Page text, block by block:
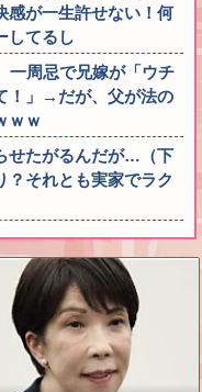
感が一生許せない！何
してるし
一周忌で兄嫁が「ウチ
！」→だが、父が法の
ｗｗ
せたがるんだが…（下
？それとも実家でラク